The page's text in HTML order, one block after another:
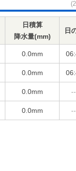
日積算
降水量(mm)
日
0.0mm
0.0mm
0.0mm
0.0mm